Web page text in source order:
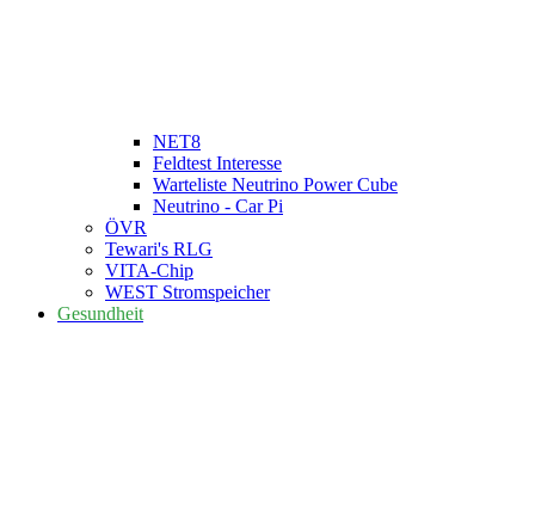
NET8
Feldtest Interesse
Warteliste Neutrino Power Cube
Neutrino - Car Pi
ÖVR
Tewari's RLG
VITA-Chip
WEST Stromspeicher
Gesundheit